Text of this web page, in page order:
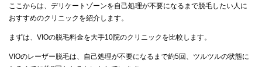
ここからは、デリケートゾーンを自己処理が不要になるまで脱毛したい人に
おすすめのクリニックを紹介します。
まずは、VIOの脱毛料金を大手10院のクリニックを比較します。
VIOのレーザー脱毛は、自己処理が不要になるまで約5回、ツルツルの状態に